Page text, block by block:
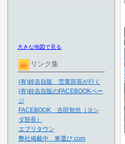
大きな地図で見る
リンク集
(有)鈴吉自販 営業部長が行く
(有)鈴吉自販のFACEBOOKペー
ジ
FACEBOOK 吉田智也（ヨシ
ダ部長）
エブリタウン
弊社掲載中 車選び.com